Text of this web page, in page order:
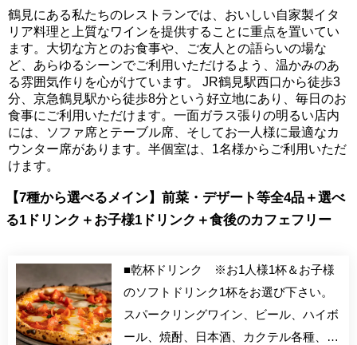
鶴見にある私たちのレストランでは、おいしい自家製イタ
リア料理と上質なワインを提供することに重点を置いてい
ます。大切な方とのお食事や、ご友人との語らいの場な
ど、あらゆるシーンでご利用いただけるよう、温かみのあ
る雰囲気作りを心がけています。 JR鶴見駅西口から徒歩3
分、京急鶴見駅から徒歩8分という好立地にあり、毎日のお
食事にご利用いただけます。一面ガラス張りの明るい店内
には、ソファ席とテーブル席、そしてお一人様に最適なカ
ウンター席があります。半個室は、1名様からご利用いただ
けます。
【7種から選べるメイン】前菜・デザート等全4品＋選べ
る1ドリンク＋お子様1ドリンク＋食後のカフェフリー
■乾杯ドリンク ※お1人様1杯＆お子様
のソフトドリンク1杯をお選び下さい。
スパークリングワイン、ビール、ハイボ
ール、焼酎、日本酒、カクテル各種、果